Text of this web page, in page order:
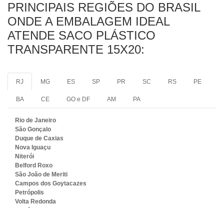
PRINCIPAIS REGIÕES DO BRASIL
ONDE A EMBALAGEM IDEAL
ATENDE SACO PLÁSTICO
TRANSPARENTE 15X20:
RJ MG ES SP PR SC RS PE
BA CE GO e DF AM PA
Rio de Janeiro
São Gonçalo
Duque de Caxias
Nova Iguaçu
Niterói
Belford Roxo
São João de Meriti
Campos dos Goytacazes
Petrópolis
Volta Redonda